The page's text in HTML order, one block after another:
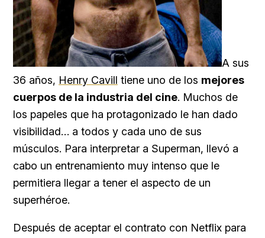
A sus
36 años, Henry Cavill tiene uno de los mejores
cuerpos de la industria del cine. Muchos de
los papeles que ha protagonizado le han dado
visibilidad… a todos y cada uno de sus
músculos. Para interpretar a Superman, llevó a
cabo un entrenamiento muy intenso que le
permitiera llegar a tener el aspecto de un
superhéroe.
Después de aceptar el contrato con Netflix para